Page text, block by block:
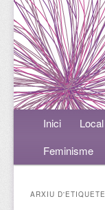
Menú principal
Aneu al
Aneu al
Inici Local
Feminisme
ARXIU